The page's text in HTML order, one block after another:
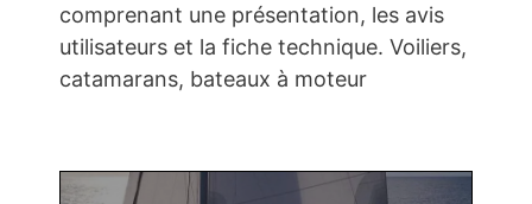
comprenant une présentation, les avis
utilisateurs et la fiche technique. Voiliers,
catamarans, bateaux à moteur